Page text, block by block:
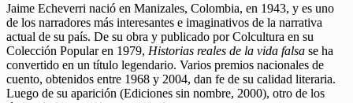
Jaime Echeverri nació en Manizales, Colombia, en 1943, y es uno
de los narradores más interesantes e imaginativos de la narrativa
actual de su país. De su obra y publicado por Colcultura en su
Colección Popular en 1979, Historias reales de la vida falsa se ha
convertido en un título legendario. Varios premios nacionales de
cuento, obtenidos entre 1968 y 2004, dan fe de su calidad literaria.
Luego de su aparición (Ediciones sin nombre, 2000), otro de los